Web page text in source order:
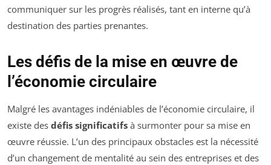
communiquer sur les progrès réalisés, tant en interne qu’à
destination des parties prenantes.
Les défis de la mise en œuvre de
l’économie circulaire
Malgré les avantages indéniables de l’économie circulaire, il
existe des défis significatifs à surmonter pour sa mise en
œuvre réussie. L’un des principaux obstacles est la nécessité
d’un changement de mentalité au sein des entreprises et des